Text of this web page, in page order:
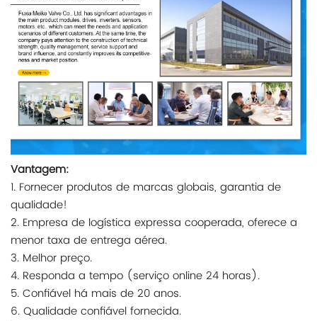
Vantagem:
1. Fornecer produtos de marcas globais, garantia de
qualidade!
2. Empresa de logística expressa cooperada, oferece a
menor taxa de entrega aérea.
3. Melhor preço.
4. Responda a tempo (serviço online 24 horas).
5. Confiável há mais de 20 anos.
6. Qualidade confiável fornecida.